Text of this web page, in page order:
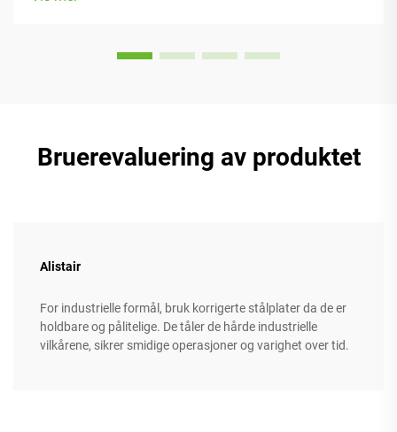
modeller kommer med...
Bruerevaluering av produktet
Alistair
For industrielle formål, bruk korrigerte stålplater da de er
holdbare og pålitelige. De tåler de hårde industrielle
vilkårene, sikrer smidige operasjoner og varighet over tid.